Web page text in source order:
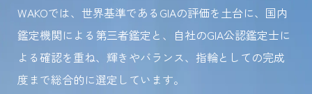
WAKOでは、世界基準であるGIAの評価を土台に、国内
鑑定機関による第三者鑑定と、自社のGIA公認鑑定士に
よる確認を重ね、輝きやバランス、指輪としての完成
度まで総合的に選定しています。